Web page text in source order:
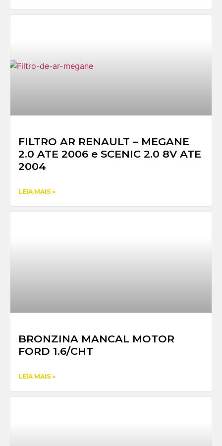
FILTRO AR RENAULT – MEGANE
2.0 ATE 2006 e SCENIC 2.0 8V ATE
2004
LEIA MAIS »
BRONZINA MANCAL MOTOR
FORD 1.6/CHT
LEIA MAIS »